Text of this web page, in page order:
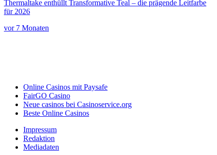
Thermaltake enthüllt Transformative Teal – die prägende Leitfarbe
für 2026
vor 7 Monaten
Online Casinos mit Paysafe
FairGO Casino
Neue casinos bei Casinoservice.org
Beste Online Casinos
Impressum
Redaktion
Mediadaten